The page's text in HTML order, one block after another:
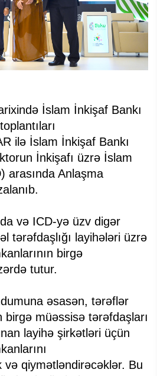
İslam İnkişaf Bankı
ilə İslam İnkişaf Bankı
İnkişafı üzrə İslam
arasında Anlaşma
və ICD-yə üzv digər
tərəfdaşlığı layihələri üzrə
birgə
tutur.
əsasən, tərəflər
birgə müəssisə tərəfdaşları
layihə şirkətləri üçün
və qiymətləndirəcəklər. Bu